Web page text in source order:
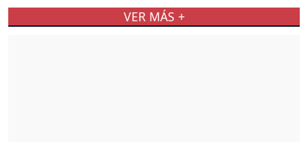
VER MÁS +